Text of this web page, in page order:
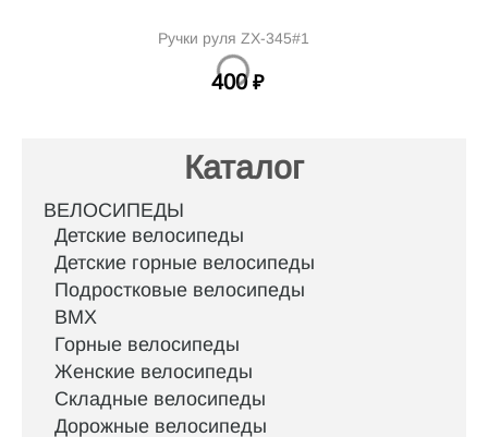
Ручки руля ZX-345#1
400 ₽
Каталог
ВЕЛОСИПЕДЫ
Детские велосипеды
Детские горные велосипеды
Подростковые велосипеды
BMX
Горные велосипеды
Женские велосипеды
Складные велосипеды
Дорожные велосипеды